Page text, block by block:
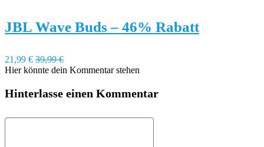
JBL Wave Buds – 46% Rabatt
21,99 € 39,99 €
Hier könnte dein Kommentar stehen
Hinterlasse einen Kommentar